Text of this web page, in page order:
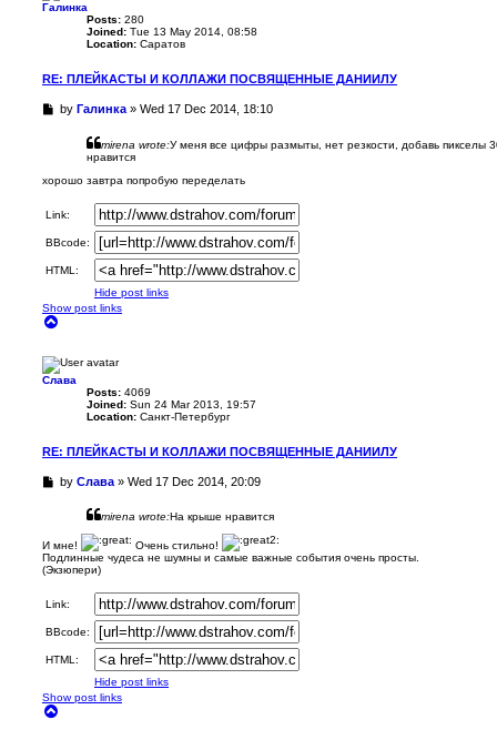
Галинка
Posts: 280
Joined: Tue 13 May 2014, 08:58
Location: Саратов
RE: ПЛЕЙКАСТЫ И КОЛЛАЖИ ПОСВЯЩЕННЫЕ ДАНИИЛУ
U
d
o
t
by Галинка» Wed 17 Dec 2014, 18:10
mirena wrote:У меня все цифры размыты, нет резкости, добавь пикселы
нравится
хорошо завтра попробую переделать
Link:
BBcode:
HTML:
Hide post links
Show post links
Слава
Posts: 4069
Joined: Sun 24 Mar 2013, 19:57
Location: Санкт-Петербург
RE: ПЛЕЙКАСТЫ И КОЛЛАЖИ ПОСВЯЩЕННЫЕ ДАНИИЛУ
U
a
d
p
s
by Слава» Wed 17 Dec 2014, 20:09
mirena wrote:На крыше нравится
И мне!
Очень стильно!
Подлинные чудеса не шумны и самые важные события очень просты.
(Экзюпери)
Link:
BBcode:
HTML:
Hide post links
Show post links